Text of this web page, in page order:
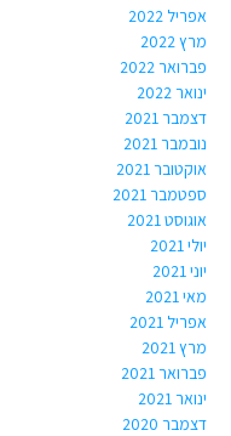
אפריל 2022
מרץ 2022
פברואר 2022
ינואר 2022
דצמבר 2021
נובמבר 2021
אוקטובר 2021
ספטמבר 2021
אוגוסט 2021
יולי 2021
יוני 2021
מאי 2021
אפריל 2021
מרץ 2021
פברואר 2021
ינואר 2021
דצמבר 2020